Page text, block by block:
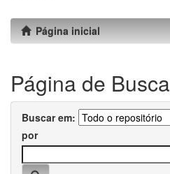
Página inicial
Página de Busca
Buscar em:
por